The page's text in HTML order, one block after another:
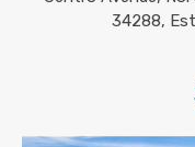
34288,